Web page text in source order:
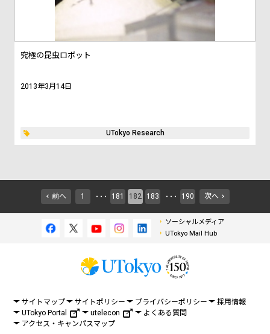
究極の昆虫ロボット
2013年3月14日
UTokyo Research
前へ 1 ・・・ 181 182 183 ・・・ 190 次へ
ソーシャルメディア
UTokyo Mail Hub
サイトマップ サイトポリシー プライバシーポリシー
採用情報
UTokyo Portal
utelecon
よくある質問
アクセス・キャンパスマップ